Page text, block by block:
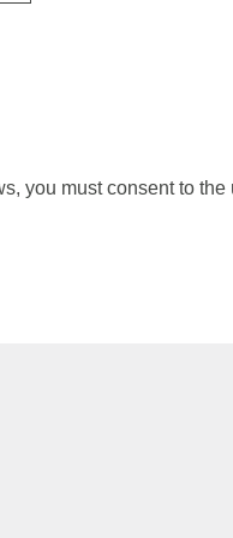
you must consent to